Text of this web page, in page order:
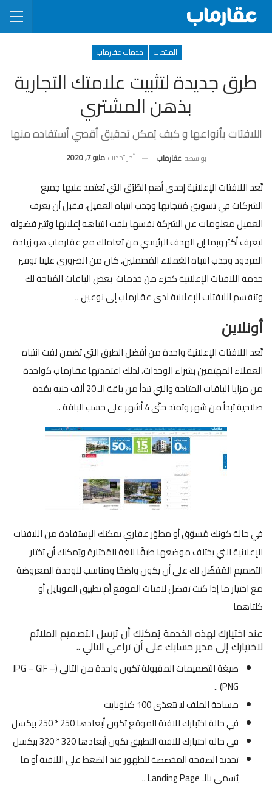
المنتجات خدمات عقارماب
طرق جديدة لتثبيت علامتك التجارية
بذهن المشتري
اللافتات بأنواعها و كبف يُمكن تحقيق أقصي أستفاده منها
بواسطة عقارماب آخر تحديث مايو 7, 2020
تُعد اللافتات الإعلانية إحدى أهم الطُرُق التي تعتمد عليها جميع
الشركات في تسويق مُنتجاتها وجذب انتباه العميل، فقبل أن يعرف
العميل معلومات عن الشركة نفسها يلفت انتباهه إعلانها ويُثير فضوله
ليعرف أكتر وبما إن الهدف الرئيسي من تعاملك مع عقارماب هو زيادة
المردود وجذب انتباه العُملاء المُحتملين، كان من الضروري علينا توفير
خدمة اللافتات الإعلانية كجزء من خدمات بعض الباقات المُتاحة لك
وتنقسم اللافتات الإعلانية لدى عقارماب إلى نوعين ..
أونلاين
تُعد اللافتات الإعلانية واحدة من أفضل الطرق التي تضمن لفت انتباه
العملاء المهتمين بشراء الوحدات، لذلك اعتمدتها عقارماب كواحدة
من مزايا الباقات المتاحة والتي تبدأ من باقة الـ 20 ألف جنيه بمُدة
صلاحية تبدأ من شهر وتمتد حتّى 4 أشهر على حسب الباقة ..
في حالة كونك مُسوّق أو مطوّر عقاري يمكنك الإستفادة من اللافتات
الإعلانية التي يختلف موضعها طبقًا للغة المُختارة ويُمكنك أن تختار
التصميم المُفضّل لك على أن يكون واضحًا ومناسب للوحدة المعروضة
مع اختيار ما إذا كنت تفضل لافتات الموقع أم تطبيق الموبايل أو
كلتاهما
عند اختيارك لهذه الخدمة يُمكنك أن ترسل التصميم الملائم
لاختيارك إلى مدير حسابك على أن تراعي التالي ..
صيغة التصميمات المقبولة تكون واحدة من التالي (JPG – GIF –
PNG) ..
مساحة الملف لا تتعدّى 100 كيلوبايت
في حالة اختبارك للافتة الموقع تكون أبعادها 250 * 250 بيكسل
في حالة اختيارك للافتة التطبيق تكون أبعادها 320 * 320 بيكسل
تحديد الصفحة المخصصة للظهور عند الضغط على اللافتة أو ما
يُسمى بالـ Landing Page ..